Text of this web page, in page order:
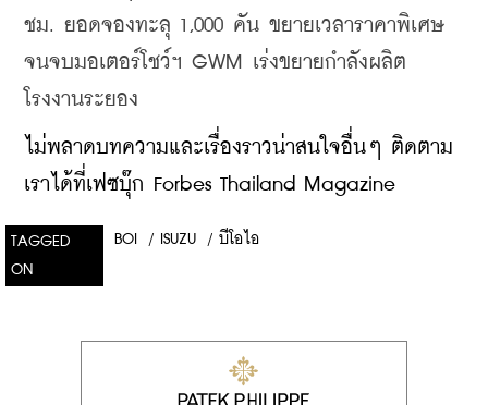
ชม. ยอดจองทะลุ 1,000 คัน ขยายเวลาราคาพิเศษ
จนจบมอเตอร์โชว์ฯ GWM เร่งขยายกำลังผลิต
โรงงานระยอง
ไม่พลาดบทความและเรื่องราวน่าสนใจอื่นๆ ติดตาม
เราได้ที่เฟซบุ๊ก Forbes Thailand Magazine
TAGGED
ON
BOI / ISUZU / บีโอไอ